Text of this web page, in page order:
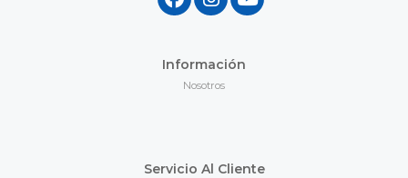
Información
Nosotros
Servicio Al Cliente